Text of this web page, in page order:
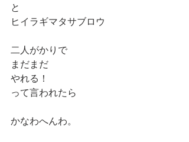
と
ヒイラギマタサブロウ
二人がかりで
まだまだ
やれる！
って言われたら
かなわへんわ。